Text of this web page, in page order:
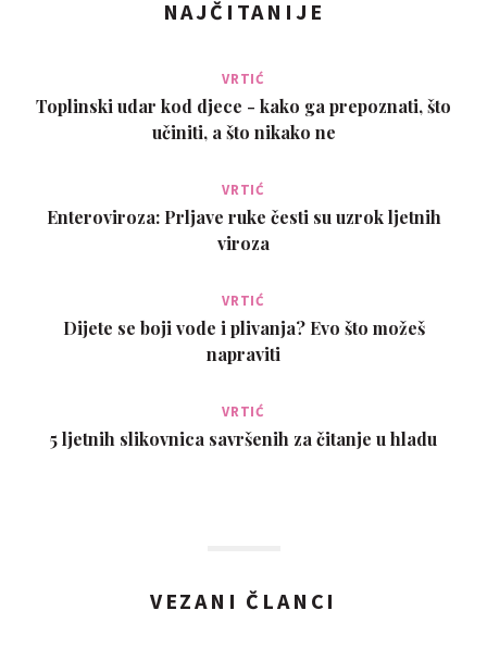
NAJČITANIJE
VRTIĆ
Toplinski udar kod djece - kako ga prepoznati, što
učiniti, a što nikako ne
VRTIĆ
Enteroviroza: Prljave ruke česti su uzrok ljetnih
viroza
VRTIĆ
Dijete se boji vode i plivanja? Evo što možeš
napraviti
VRTIĆ
5 ljetnih slikovnica savršenih za čitanje u hladu
VEZANI ČLANCI